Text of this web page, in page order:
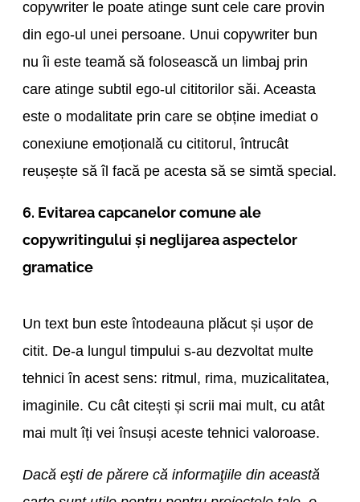
copywriter le poate atinge sunt cele care provin
din ego-ul unei persoane. Unui copywriter bun
nu îi este teamă să folosească un limbaj prin
care atinge subtil ego-ul cititorilor săi. Aceasta
este o modalitate prin care se obține imediat o
conexiune emoțională cu cititorul, întrucât
reușește să îl facă pe acesta să se simtă special.
6. Evitarea capcanelor comune ale
copywritingului și neglijarea aspectelor
gramatice
Un text bun este întodeauna plăcut și ușor de
citit. De-a lungul timpului s-au dezvoltat multe
tehnici în acest sens: ritmul, rima, muzicalitatea,
imaginile. Cu cât citești și scrii mai mult, cu atât
mai mult îți vei însuși aceste tehnici valoroase.
Dacă eşti de părere că informaţiile din această